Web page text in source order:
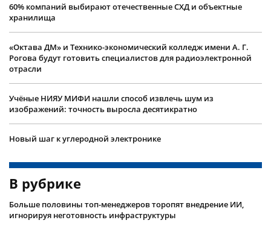
60% компаний выбирают отечественные СХД и объектные
хранилища
«Октава ДМ» и Технико-экономический колледж имени А. Г.
Рогова будут готовить специалистов для радиоэлектронной
отрасли
Учëные НИЯУ МИФИ нашли способ извлечь шум из
изображений: точность выросла десятикратно
Новый шаг к углеродной электронике
В рубрике
Больше половины топ-менеджеров торопят внедрение ИИ,
игнорируя неготовность инфраструктуры